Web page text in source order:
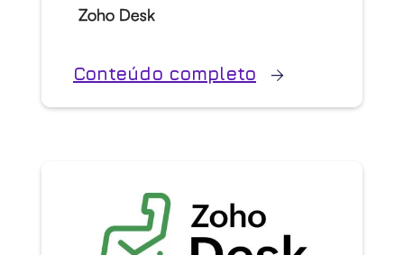
Zoho Desk
Conteúdo completo